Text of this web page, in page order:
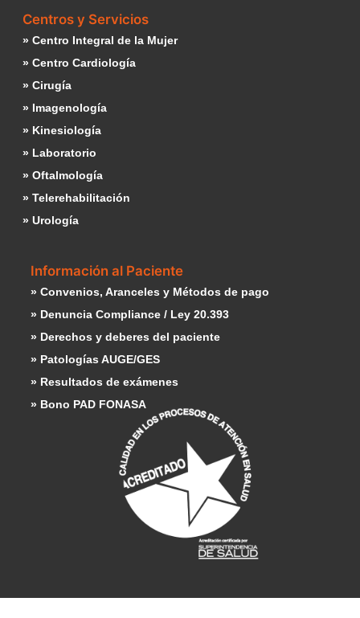
Centros y Servicios
» Centro Integral de la Mujer
» Centro Cardiología
» Cirugía
» Imagenología
» Kinesiología
» Laboratorio
» Oftalmología
» Telerehabilitación
» Urología
Información al Paciente
» Convenios, Aranceles y Métodos de pago
» Denuncia Compliance / Ley 20.393
» Derechos y deberes del paciente
» Patologías AUGE/GES
» Resultados de exámenes
» Bono PAD FONASA